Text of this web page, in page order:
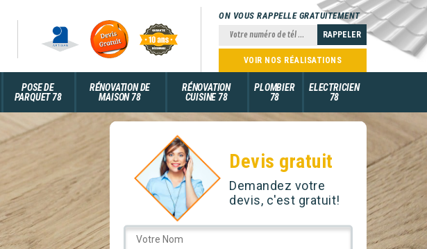
ON VOUS RAPPELLE GRATUITEMENT
VOIR NOS RÉALISATIONS
POSE DE
PARQUET 78
RÉNOVATION DE
MAISON 78
RÉNOVATION
CUISINE 78
PLOMBIER
78
ELECTRICIEN
78
Devis gratuit
Demandez votre
devis, c'est gratuit!